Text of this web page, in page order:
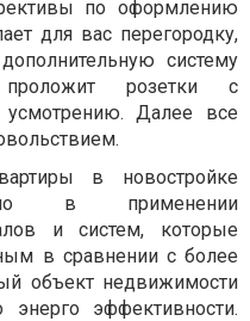
по оформлению
для вас перегородку,
систему
проложит розетки с
Далее все
в новостройке
в применении
и систем, которые
в сравнении с более
объект недвижимости
эффективности.